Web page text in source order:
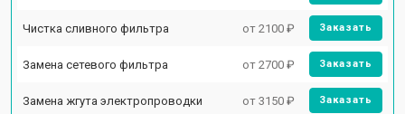
Чистка сливного фильтра от 2100 ₽ Заказать
Замена сетевого фильтра от 2700 ₽ Заказать
Замена жгута электропроводки от 3150 ₽ Заказать